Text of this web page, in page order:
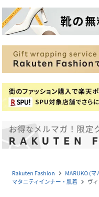
Rakuten Fashion navigate_next MARUKO (マ
マタニティインナー・肌着 navigate_next ヴ